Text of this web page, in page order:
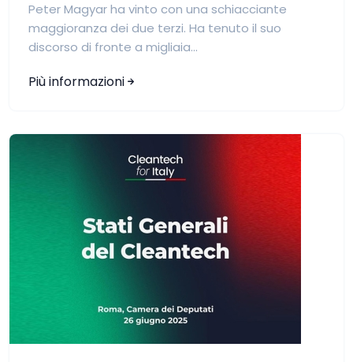
Peter Magyar ha vinto con una schiacciante
maggioranza dei due terzi. Ha tenuto il suo
discorso di fronte a migliaia...
Più informazioni